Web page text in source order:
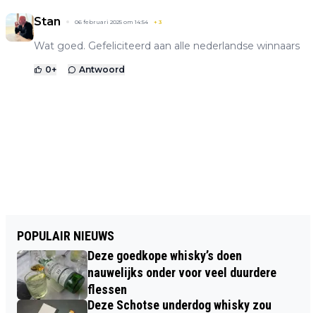
Stan 06 februari 2025 om 14:54 + 3
Wat goed. Gefeliciteerd aan alle nederlandse winnaars
0+ Antwoord
POPULAIR NIEUWS
Deze goedkope whisky’s doen
nauwelijks onder voor veel duurdere
flessen
Deze Schotse underdog whisky zou